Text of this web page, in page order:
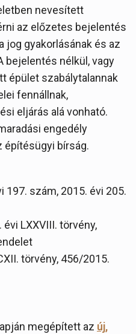
nevesített
az előzetes bejelentés
gyakorlásának és az
bejelentés nélkül, vagy
épület szabálytalannak
fennállnak,
eljárás alá vonható.
engedély
építésügyi bírság.
197. szám, 2015. évi 205.
évi LXXVIII. törvény,
törvény, 456/2015.
megépített az új,